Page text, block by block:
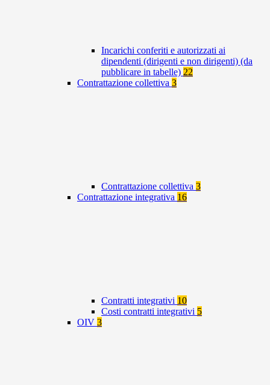
Incarichi conferiti e autorizzati ai
dipendenti (dirigenti e non dirigenti) (da
pubblicare in tabelle) 22
Contrattazione collettiva 3
Contrattazione collettiva 3
Contrattazione integrativa 16
Contratti integrativi 10
Costi contratti integrativi 5
OIV 3